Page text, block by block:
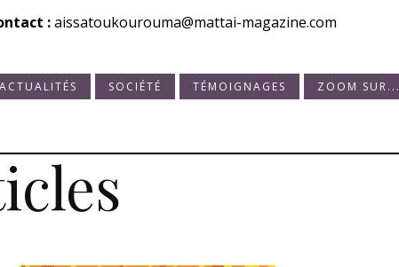
:aissatoukourouma@mattai-magazine.com
ACTUALITÉS SOCIÉTÉ TÉMOIGNAGES ZOOM SUR...